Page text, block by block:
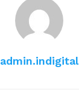
admin.indigital